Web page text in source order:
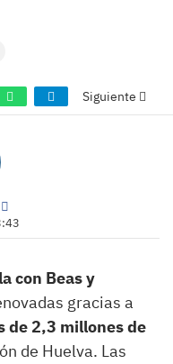
Siguiente
con Beas y
gracias a
de 2,3 millones de
de Huelva. Las